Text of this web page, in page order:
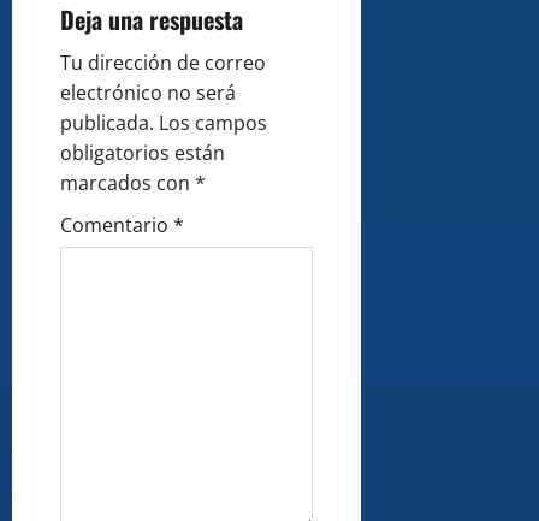
a
t
i
o
n
Deja una respuesta
Tu dirección de correo
electrónico no será
publicada. Los campos
obligatorios están
marcados con *
Comentario *